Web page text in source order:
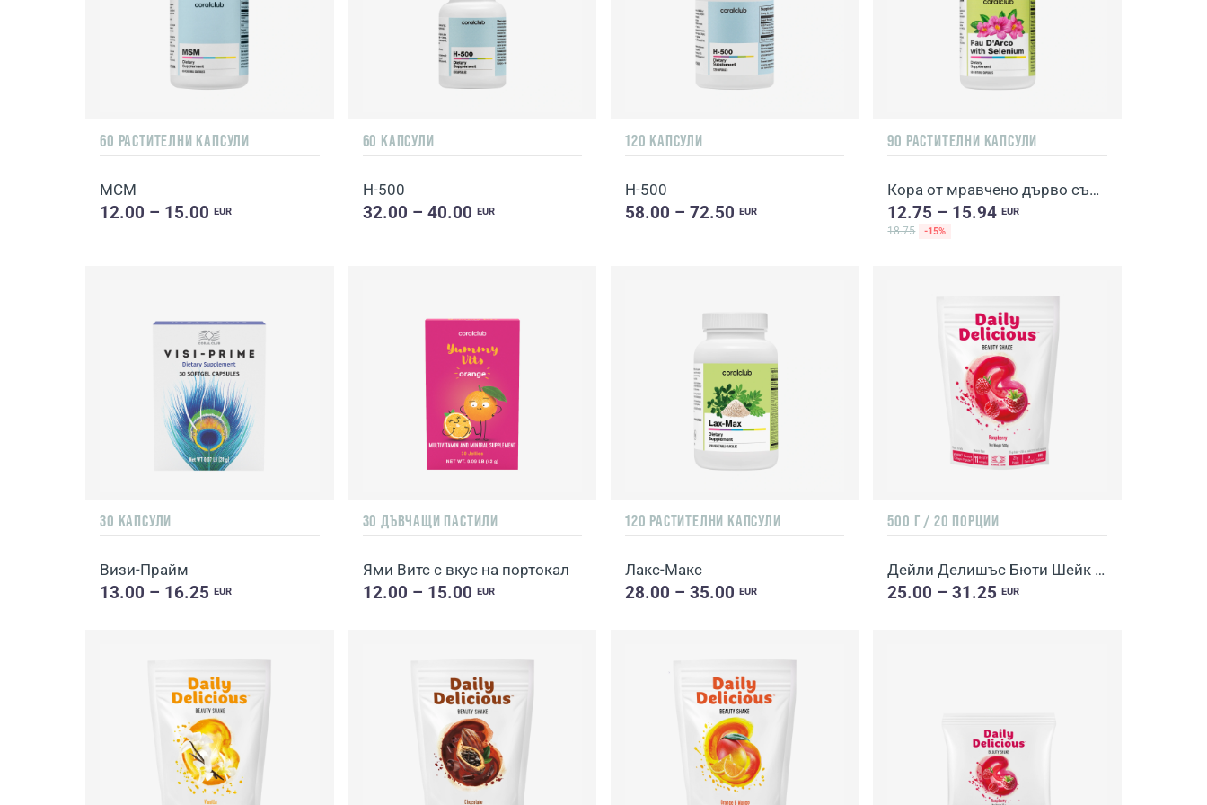
60 РАСТИТЕЛНИ КАПСУЛИ
МСМ
12.00 – 15.00EUR
60 КАПСУЛИ
H-500
32.00 – 40.00 EUR
120 КАПСУЛИ
H-500
58.00 – 72.50 EUR
90 РАСТИТЕЛНИ КАПСУЛИ
Кора от мравчено дърво със селен
12.75 – 15.94EUR
18.75
-15%
30 КАПСУЛИ
Визи-Прайм
13.00 – 16.25EUR
30 ДЪВЧАЩИ ПАСТИЛИ
Ями Витс с вкус на портокал
12.00 – 15.00 EUR
120 РАСТИТЕЛНИ КАПСУЛИ
Лакс-Макс
28.00 – 35.00 EUR
500 Г / 20 ПОРЦИИ
Дейли Делишъс Бюти Шейк с вкус на малина
25.00 – 31.25EUR